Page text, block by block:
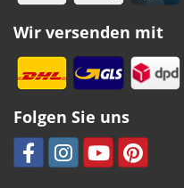
Wir versenden mit
Folgen Sie uns